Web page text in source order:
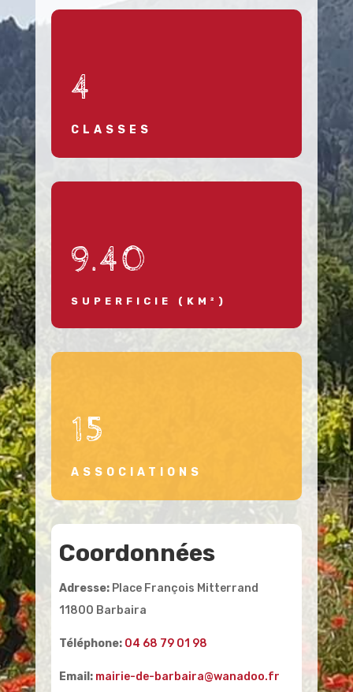
4
CLASSES
9.40
SUPERFICIE (KM²)
15
ASSOCIATIONS
Coordonnées
Adresse:Place François Mitterrand
11800 Barbaira
Téléphone: 04 68 79 01 98
Email: mairie-de-barbaira@wanadoo.fr